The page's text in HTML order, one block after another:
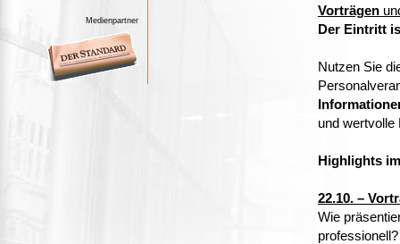
Medienpartner
Vorträgen
Der Eintritt
Nutzen Sie
und wertvolle
Highlights
22.10. –
Wie